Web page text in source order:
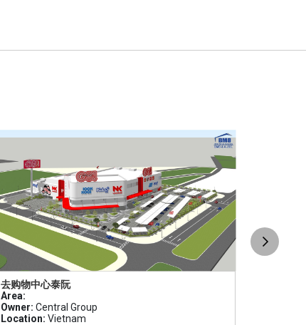
去购物中心泰阮
Area:
Owner: Central Group
Location: Vietnam